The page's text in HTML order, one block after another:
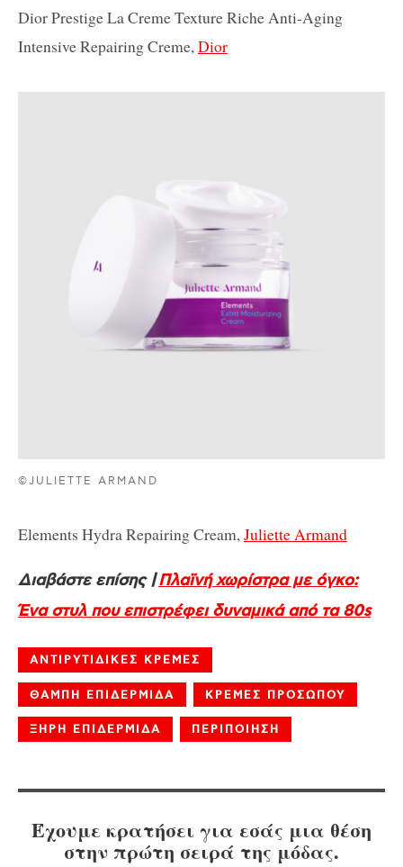
Dior Prestige La Creme Texture Riche Anti-Aging
Intensive Repairing Creme, Dior
©JULIETTE ARMAND
Elements Hydra Repairing Cream,Juliette Armand
Διαβάστε επίσης |Πλαϊνή χωρίστρα με όγκο:
Ένα στυλ που επιστρέφει δυναμικά από τα 80s
ΑΝΤΙΡΥΤΙΔΙΚΕΣ ΚΡΕΜΕΣ
ΘΑΜΠΗ ΕΠΙΔΕΡΜΙΔΑ ΚΡΕΜΕΣ ΠΡΟΣΩΠΟΥ
ΞΗΡΗ ΕΠΙΔΕΡΜΙΔΑ ΠΕΡΙΠΟΙΗΣΗ
Έχουμε κρατήσει για εσάς μια θέση
στην πρώτη σειρά της μόδας.